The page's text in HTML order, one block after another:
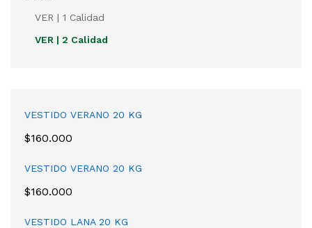
VER | 1 Calidad
VER | 2 Calidad
VESTIDO VERANO 20 KG
$160.000
VESTIDO VERANO 20 KG
$160.000
VESTIDO LANA 20 KG